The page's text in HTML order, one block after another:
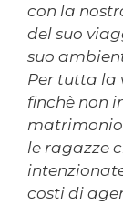
con la
del suo
suo
Per tutta la
finchè non
le ragazze
costi di